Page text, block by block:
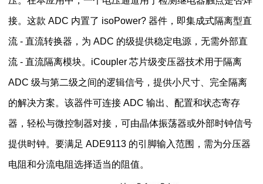
接。这款 ADC 内置了 isoPower? 器件，即集成式隔离型直
流 - 直流转换器，为 ADC 的级提供稳定电源，无需外部直
流 - 直流隔离模块。iCoupler 芯片级变压器技术用于隔离
ADC 级与第二级之间的逻辑信号，提供小尺寸、完全隔离
的解决方案。该器件可连接 ADC 输出、配置和状态寄存
器，轻松与微控制器对接，可由晶体振荡器或外部时钟信号
提供时钟。要满足 ADE9113 的引脚输入范围，需为分压器
电阻和分流电阻选择适当的阻值。